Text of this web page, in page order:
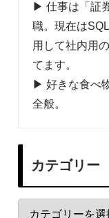
▶ 仕事は「証
職。現在は
用して社内用
てます。
▶ 好きな食べ
全般。
カテゴリー